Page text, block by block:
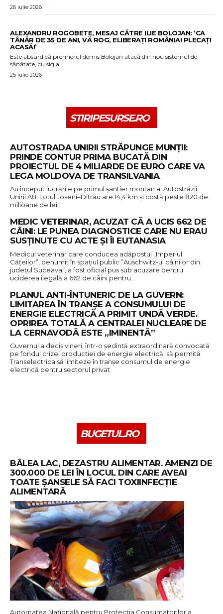
26 iulie 2026
ALEXANDRU ROGOBETE, MESAJ CĂTRE ILIE BOLOJAN: ‘CA
TÂNĂR DE 35 DE ANI, VĂ ROG, ELIBERAȚI ROMÂNIA! PLECAȚI
ACASĂ!’
Este absurd că premierul demis Bolojan atacă din nou sistemul de
sănătate, cu sigla...
25 iulie 2026
STIRIPESURSE.RO
AUTOSTRADA UNIRII STRĂPUNGE MUNȚII:
PRINDE CONTUR PRIMA BUCATĂ DIN
PROIECTUL DE 4 MILIARDE DE EURO CARE VA
LEGA MOLDOVA DE TRANSILVANIA
Au început lucrările pe primul șantier montan al Autostrăzii
Unirii A8. Lotul Joseni–Ditrău are 14,4 km și costă peste 820 de
milioane de lei.
MEDIC VETERINAR, ACUZAT CĂ A UCIS 662 DE
CÂINI: LE PUNEA DIAGNOSTICE CARE NU ERAU
SUSȚINUTE CU ACTE ȘI ÎI EUTANASIA
Medicul veterinar care conducea adăpostul „Imperiul
Căţeilor”, denumit în spaţiul public ”Auschwitz-ul câinilor din
judeţul Suceava”, a fost oficial pus sub acuzare pentru
uciderea ilegală a 662 de câini pentru…
PLANUL ANTI-ÎNTUNERIC DE LA GUVERN:
LIMITAREA ÎN TRANŞE A CONSUMULUI DE
ENERGIE ELECTRICĂ A PRIMIT UNDĂ VERDE.
OPRIREA TOTALĂ A CENTRALEI NUCLEARE DE
LA CERNAVODĂ ESTE „IMINENTĂ”
Guvernul a decis vineri, într-o ședință extraordinară convocată
pe fondul crizei producției de energie electrică, să permită
Transelectrica să limiteze în tranșe consumul de energie
electrică pentru sectorul privat
BUGETUL.RO
BÂLEA LAC, DEZASTRU ALIMENTAR. AMENZI DE
300.000 DE LEI ÎN LOCUL DIN CARE AVEAI
TOATE ȘANSELE SĂ FACI TOXIINFECȚIE
ALIMENTARĂ
Autoritatea Națională pentru Protecția Consumatorilor a